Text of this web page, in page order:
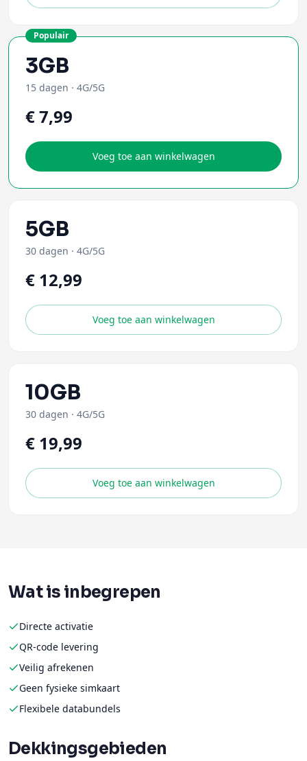
Populair
3GB
15 dagen · 4G/5G
€ 7,99
Voeg toe aan winkelwagen
5GB
30 dagen · 4G/5G
€ 12,99
Voeg toe aan winkelwagen
10GB
30 dagen · 4G/5G
€ 19,99
Voeg toe aan winkelwagen
Wat is inbegrepen
Directe activatie
QR-code levering
Veilig afrekenen
Geen fysieke simkaart
Flexibele databundels
Dekkingsgebieden